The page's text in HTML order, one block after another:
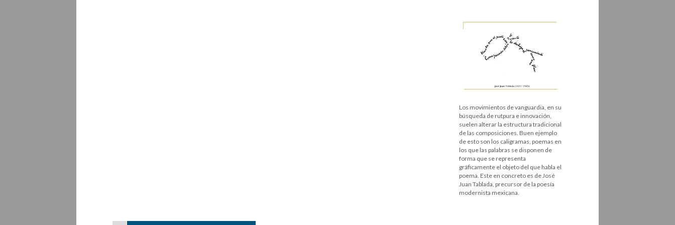
Los movimientos de vanguardia, en su
búsqueda de rutpura e innovación,
suelen alterar la estructura tradicional
de las composiciones. Buen ejemplo
de esto son los caligramas, poemas en
los que las palabras se disponen de
forma que se representa
gráficamente el objeto del que habla el
poema. Este en concreto es de José
Juan Tablada, precursor de la poesía
modernista mexicana.